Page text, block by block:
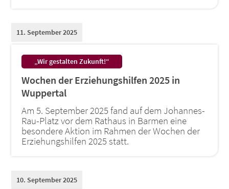
„Wir gestalten Zukunft!“:
Wochen der Erziehungshilfen 2025 in
Wuppertal
11. September 2025
Am 5. September 2025 fand auf dem Johannes-
Rau-Platz vor dem Rathaus in Barmen eine
besondere Aktion im Rahmen der Wochen der
Erziehungshilfen 2025 statt.
10. September 2025